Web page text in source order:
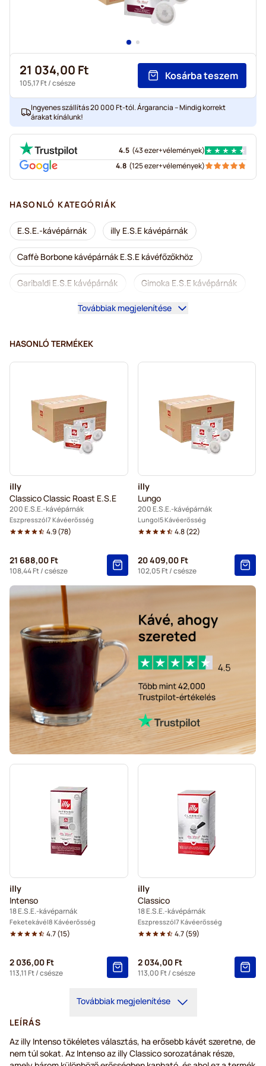
21 034,00 Ft
105,17 Ft/ csésze
Kosárba teszem
Ingyenes szállítás 20 000 Ft-tól. Árgarancia – Mindig korrekt
árakat kínálunk!
4.5 (43 ezer+vélemények)
4.8 (125 ezer+vélemények)
HASONLÓ KATEGÓRIÁK
E.S.E.-kávépárnák illy E.S.E kávépárnák
Caffè Borbone kávépárnák E.S.E kávéfőzőkhöz
Garibaldi E.S.E kávépárnák Gimoka E.S.E kávépárnák
Továbbiak megjelenítése
HASONLÓ TERMÉKEK
illy
Classico Classic Roast E.S.E
200 E.S.E.-kávépárnák
Eszpresszó 7 Kávéerősség
4.9(78)
21 688,00 Ft
108,44 Ft/ csésze
illy
Lungo
200 E.S.E.-kávépárnák
Lungo 5 Kávéerősség
4.8(22)
20 409,00 Ft
102,05 Ft/ csésze
illy
Intenso
18 E.S.E.-kávéparnák
Feketekávé 8 Kávéerősség
4.7(15)
2 036,00 Ft
113,11 Ft/ csésze
illy
Classico
18 E.S.E.-kávépárnák
Eszpresszó 7 Kávéerősség
4.7(59)
2 034,00 Ft
113,00 Ft/ csésze
Továbbiak megjelenítése
LEÍRÁS
Az illy Intenso tökéletes választás, ha erősebb kávét szeretne, de
nem túl sokat. Az Intenso az illy Classico sorozatának része,